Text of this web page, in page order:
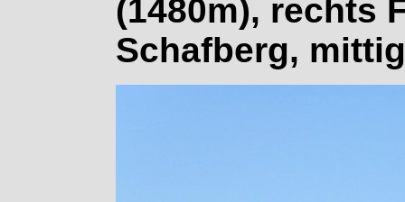
(1480m), rechts
Schafberg,